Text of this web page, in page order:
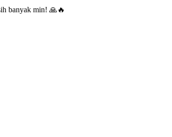
banyak min! 🙏🔥